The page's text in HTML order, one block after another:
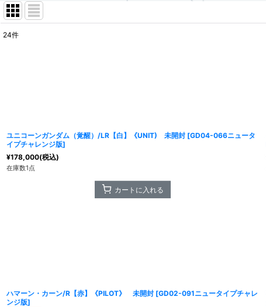
24件
ユニコーンガンダム（覚醒）/LR【白】《UNIT) 未開封 [GD04-066ニュータ
イプチャレンジ版]
¥178,000(税込)
在庫数1点
カートに入れる
ハマーン・カーン/R【赤】《PILOT》 未開封 [GD02-091ニュータイプチャレ
ンジ版]